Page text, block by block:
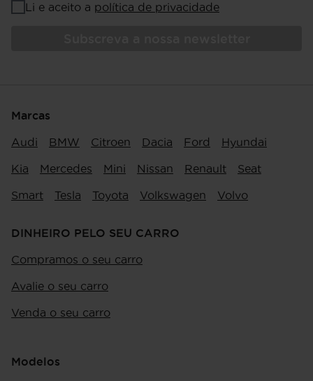
Li e aceito a política de privacidade
Marcas
Audi BMW Citroen Dacia Ford Hyundai
Kia Mercedes Mini Nissan Renault Seat
Smart Tesla Toyota Volkswagen Volvo
DINHEIRO PELO SEU CARRO
Compramos o seu carro
Avalie o seu carro
Venda o seu carro
Modelos